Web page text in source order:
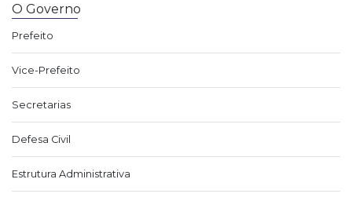
O Governo
Prefeito
Vice-Prefeito
Secretarias
Defesa Civil
Estrutura Administrativa